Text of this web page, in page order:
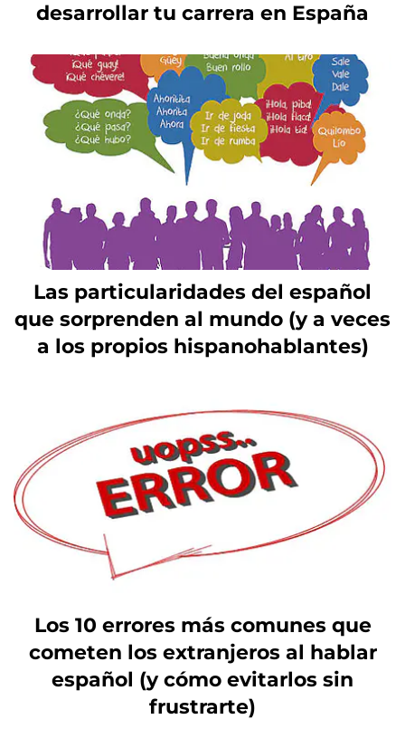
desarrollar tu carrera en España
Las particularidades del español
que sorprenden al mundo (y a veces
a los propios hispanohablantes)
Los 10 errores más comunes que
cometen los extranjeros al hablar
español (y cómo evitarlos sin
frustrarte)